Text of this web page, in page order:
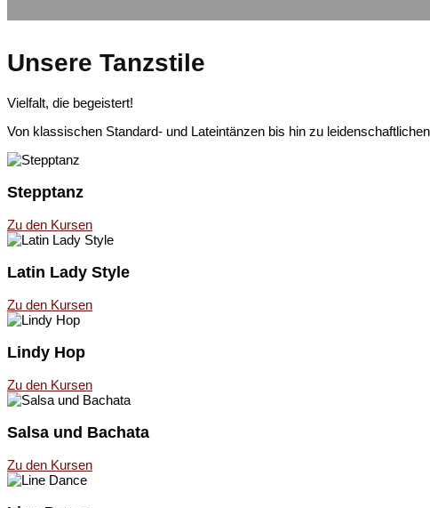
Unsere Tanzstile
Vielfalt, die begeistert!
Von klassischen Standard- und Lateintänzen bis hin zu
Stepptanz
Zu den Kursen
Latin Lady Style
Zu den Kursen
Lindy Hop
Zu den Kursen
Salsa und Bachata
Zu den Kursen